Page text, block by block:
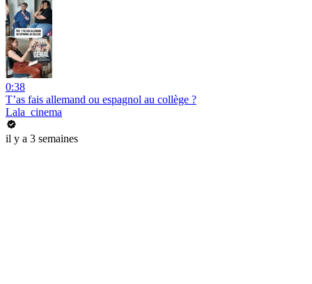
0:38
T’as fais allemand ou espagnol au collège ?
Lala_cinema
il y a 3 semaines